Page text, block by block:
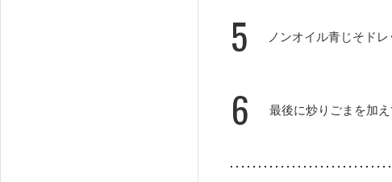
5 ノンオイル青じそド
6 最後に炒りごまを加